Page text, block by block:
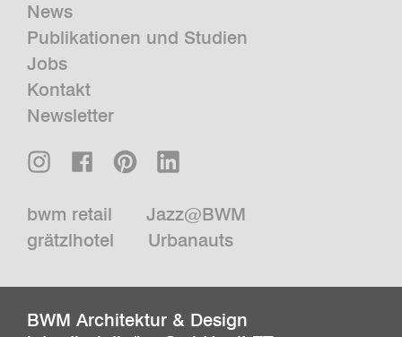
News
Publikationen und Studien
Jobs
Kontakt
Newsletter
bwm retail
Jazz@BWM
grätzlhotel
Urbanauts
BWM Architektur & Design